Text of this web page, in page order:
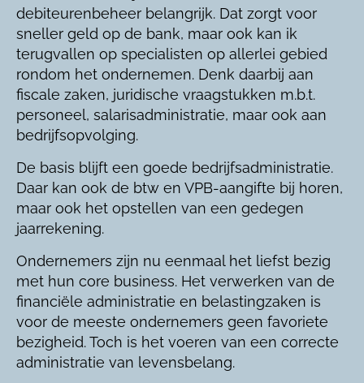
debiteurenbeheer belangrijk. Dat zorgt voor
sneller geld op de bank, maar ook kan ik
terugvallen op specialisten op allerlei gebied
rondom het ondernemen. Denk daarbij aan
fiscale zaken, juridische vraagstukken m.b.t.
personeel, salarisadministratie, maar ook aan
bedrijfsopvolging.
De basis blijft een goede bedrijfsadministratie.
Daar kan ook de btw en VPB-aangifte bij horen,
maar ook het opstellen van een gedegen
jaarrekening.
Ondernemers zijn nu eenmaal het liefst bezig
met hun core business. Het verwerken van de
financiële administratie en belastingzaken is
voor de meeste ondernemers geen favoriete
bezigheid. Toch is het voeren van een correcte
administratie van levensbelang.